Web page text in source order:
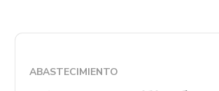
ABASTECIMIENTO